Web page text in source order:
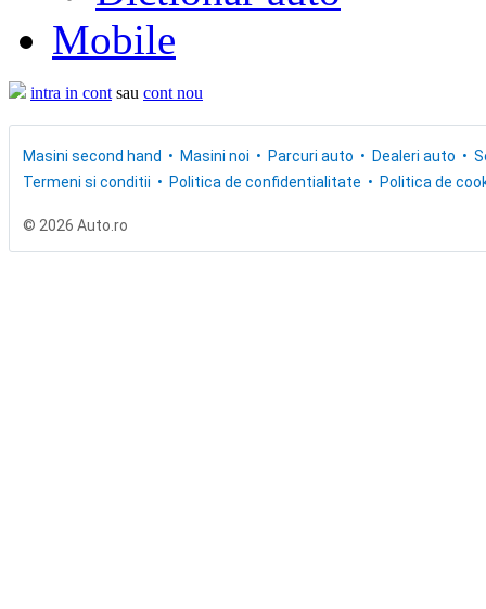
Mobile
intra in cont sau cont nou
Masini second hand Masini noi Parcuri auto Dealeri auto
Termeni si conditii
Politica de confidentialitate Politica de
© 2026 Auto.ro